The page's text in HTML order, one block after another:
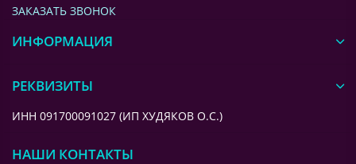
ЗАКАЗАТЬ ЗВОНОК
ИНФОРМАЦИЯ
РЕКВИЗИТЫ
ИНН 091700091027 (ИП ХУДЯКОВ О.С.)
НАШИ КОНТАКТЫ